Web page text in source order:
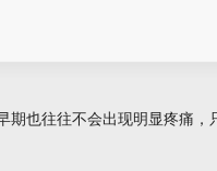
也往往不会出现明显疼痛